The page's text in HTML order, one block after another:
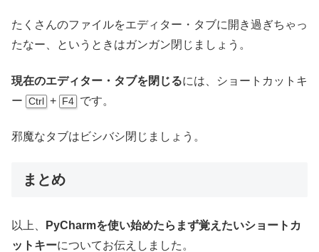
たくさんのファイルをエディター・タブに開き過ぎちゃっ
たなー、というときはガンガン閉じましょう。
現在のエディター・タブを閉じるには、ショートカットキ
ー Ctrl + F4 です。
邪魔なタブはビシバシ閉じましょう。
まとめ
以上、
PyCharmを使い始めたらまず覚えたいショートカ
ットキーについてお伝えしました。